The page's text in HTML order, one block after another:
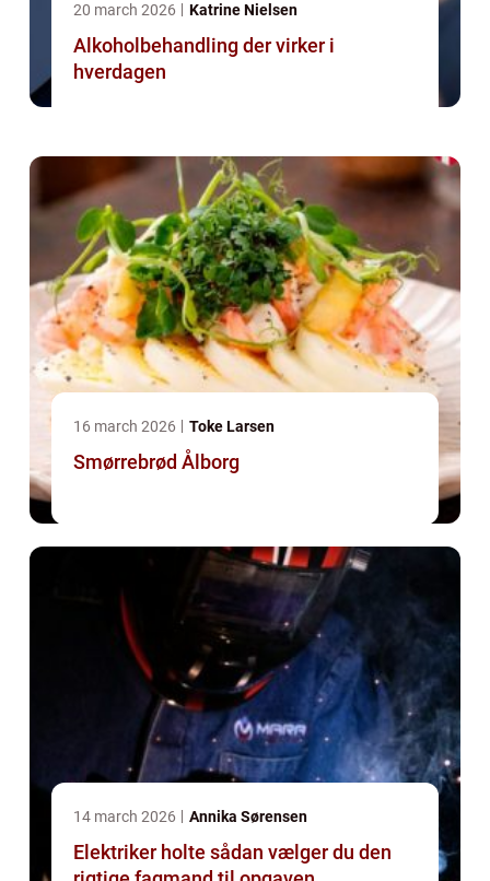
20 march 2026 Katrine Nielsen
Alkoholbehandling der virker i
hverdagen
16 march 2026 Toke Larsen
Smørrebrød Ålborg
14 march 2026 Annika Sørensen
Elektriker holte sådan vælger du den